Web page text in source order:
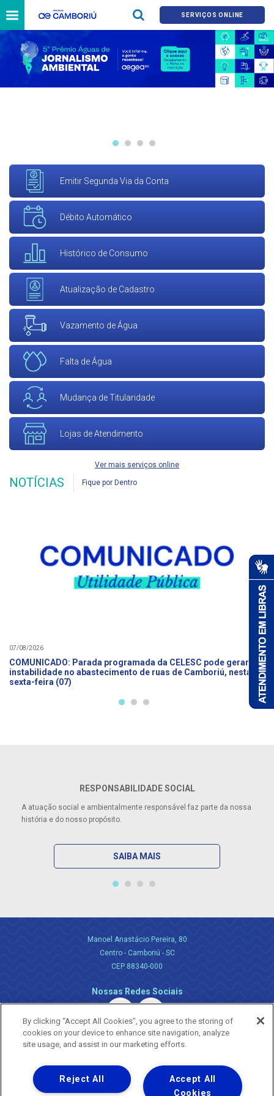
SERVIÇOS ONLINE
Emitir Segunda Via da Conta
Débito Automático
Histórico de Consumo
Atualização de Cadastro
Vazamento de Água
Falta de Água
Mudança de Titularidade
Lojas de Atendimento
Ver mais serviços online
NOTÍCIAS Fique por Dentro
07/08/2026
COMUNICADO: Parada programada da CELESC pode gerar
instabilidade no abastecimento de ruas de Camboriú, nesta
sexta-feira (07)
RESPONSABILIDADE SOCIAL
A atuação social e ambientalmente responsável faz parte da nossa
história e do nosso propósito.
SAIBA MAIS
Manoel Anastácio Pereira, 80
Centro - Camboriú - SC
CEP 88340-000
Nossas Redes Sociais
Uma empresa
Copyright ® 2026 - Todos os Direitos Reservados.
By clicking “Accept All Cookies”, you agree to the storing of
cookies on your device to enhance site navigation, analyze
site usage, and assist in our marketing efforts.
Accept All
Cookies
Reject All